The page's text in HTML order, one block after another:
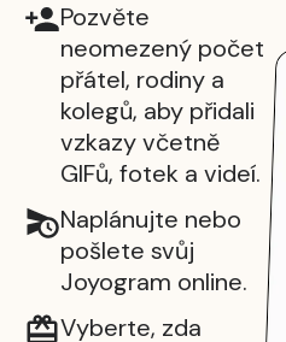
Pozvěte
neomezený počet
přátel, rodiny a
kolegů, aby přidali
vzkazy včetně
GIFů, fotek a videí.
Naplánujte nebo
pošlete svůj
Joyogram online.
Vyberte, zda